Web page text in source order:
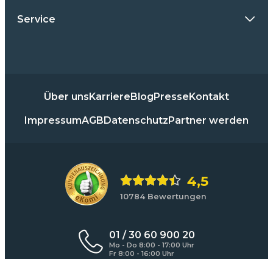
Service
Über uns Karriere Blog Presse Kontakt
ImpressumAGB Datenschutz Partner werden
4,5
10784 Bewertungen
01 / 30 60 900 20
Mo - Do 8:00 - 17:00 Uhr
Fr 8:00 - 16:00 Uhr